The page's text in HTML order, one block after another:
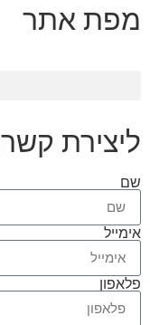
מפת אתר
ליצירת קשר:
שם
אימייל
פלאפון